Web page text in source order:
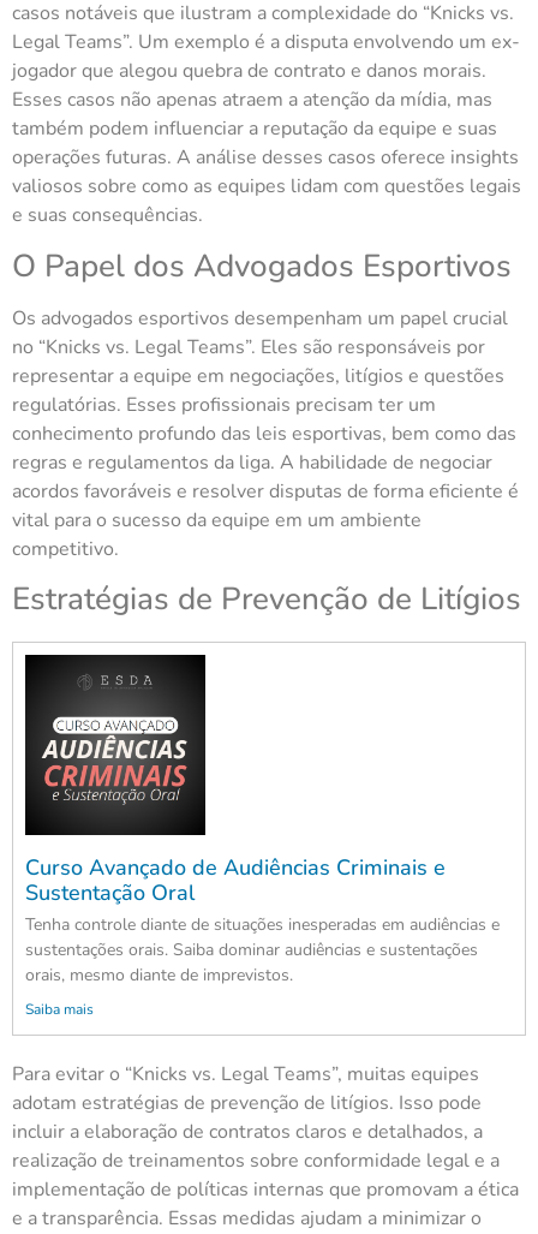
casos notáveis que ilustram a complexidade do “Knicks vs.
Legal Teams”. Um exemplo é a disputa envolvendo um ex-
jogador que alegou quebra de contrato e danos morais.
Esses casos não apenas atraem a atenção da mídia, mas
também podem influenciar a reputação da equipe e suas
operações futuras. A análise desses casos oferece insights
valiosos sobre como as equipes lidam com questões legais
e suas consequências.
O Papel dos Advogados Esportivos
Os advogados esportivos desempenham um papel crucial
no “Knicks vs. Legal Teams”. Eles são responsáveis por
representar a equipe em negociações, litígios e questões
regulatórias. Esses profissionais precisam ter um
conhecimento profundo das leis esportivas, bem como das
regras e regulamentos da liga. A habilidade de negociar
acordos favoráveis e resolver disputas de forma eficiente é
vital para o sucesso da equipe em um ambiente
competitivo.
Estratégias de Prevenção de Litígios
Curso Avançado de Audiências Criminais e
Sustentação Oral
Tenha controle diante de situações inesperadas em audiências e
sustentações orais. Saiba dominar audiências e sustentações
orais, mesmo diante de imprevistos.
Saiba mais
Para evitar o “Knicks vs. Legal Teams”, muitas equipes
adotam estratégias de prevenção de litígios. Isso pode
incluir a elaboração de contratos claros e detalhados, a
realização de treinamentos sobre conformidade legal e a
implementação de políticas internas que promovam a ética
e a transparência. Essas medidas ajudam a minimizar o